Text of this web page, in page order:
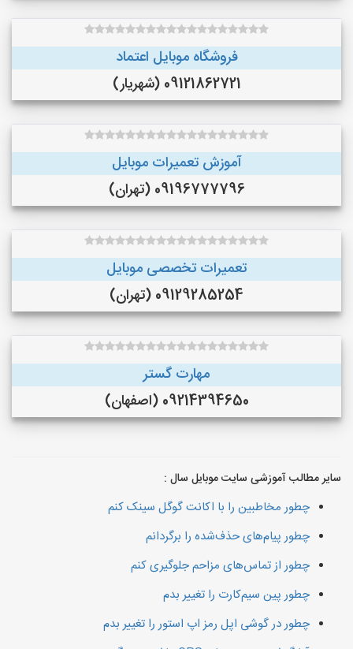
فروشگاه موبایل اعتماد
09121862721 (شهریار)
آموزش تعمیرات موبایل
09196777796 (تهران)
تعمیرات تخصصی موبایل
09129285254 (تهران)
مهارت گستر
09214394650 (اصفهان)
سایر مطالب آموزشی سایت موبایل سال :
چطور مخاطبین را با اکانت گوگل سینک کنم
چطور پیام‌های حذف‌شده را برگردانم
چطور از تماس‌های مزاحم جلوگیری کنم
چطور پین سیم‌کارت را تغییر بدم
چطور در گوشی اپل رمز اپ استور را تغییر بدم